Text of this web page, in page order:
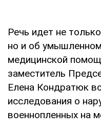
Речь идет не
но и об
медицинской
заместитель
Елена Кондратюк
исследования о
военнопленных на